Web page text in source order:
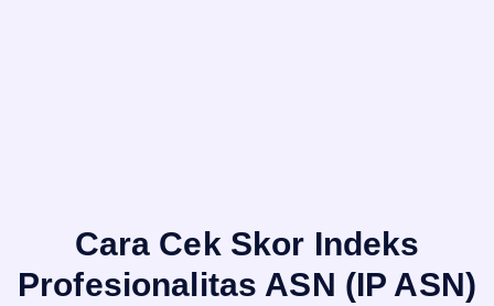
Cara Cek Skor Indeks
Profesionalitas ASN (IP ASN)